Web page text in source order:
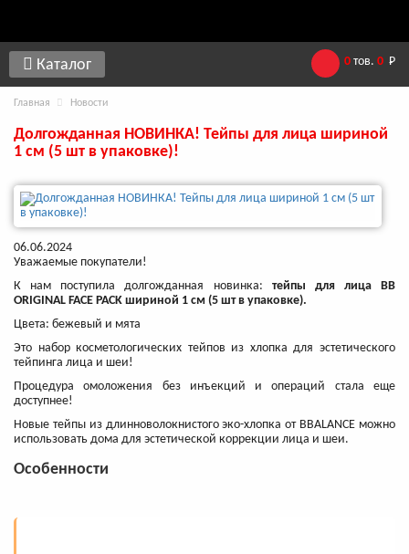
Каталог 0 тов. 0 Р
Главная Новости
Долгожданная НОВИНКА! Тейпы для лица шириной
1 см (5 шт в упаковке)!
06.06.2024
Уважаемые покупатели!
К нам поступила долгожданная новинка: тейпы для лица
BB
ORIGINAL FACE PACK шириной 1 см (5 шт в упаковке).
Цвета: бежевый и мята
Это набор косметологических тейпов из хлопка для эстетического
тейпинга лица и шеи!
Процедура омоложения без инъекций и операций стала еще
доступнее!
Новые тейпы из длинноволокнистого эко-хлопка от BBALANCE можно
использовать дома для эстетической коррекции лица и шеи.
Особенности